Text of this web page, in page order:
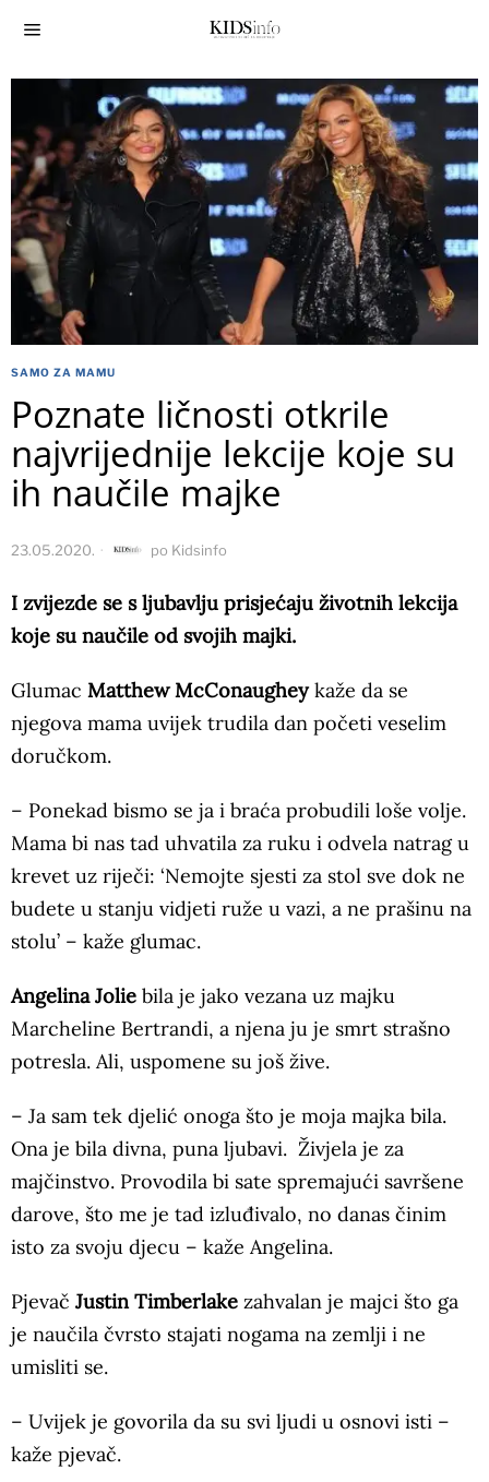
SAMO ZA MAMU
Poznate ličnosti otkrile
najvrijednije lekcije koje su
ih naučile majke
23.05.2020. po Kidsinfo
I zvijezde se s ljubavlju prisjećaju životnih lekcija
koje su naučile od svojih majki.
Glumac Matthew McConaugheykaže da se
njegova mama uvijek trudila dan početi veselim
doručkom.
– Ponekad bismo se ja i braća probudili loše volje.
Mama bi nas tad uhvatila za ruku i odvela natrag u
krevet uz riječi: ‘Nemojte sjesti za stol sve dok ne
budete u stanju vidjeti ruže u vazi, a ne prašinu na
stolu’ – kaže glumac.
Angelina Jolie bila je jako vezana uz majku
Marcheline Bertrandi, a njena ju je smrt strašno
potresla. Ali, uspomene su još žive.
– Ja sam tek djelić onoga što je moja majka bila.
Ona je bila divna, puna ljubavi. Živjela je za
majčinstvo. Provodila bi sate spremajući savršene
darove, što me je tad izluđivalo, no danas činim
isto za svoju djecu – kaže Angelina.
Pjevač Justin Timberlake zahvalan je majci što ga
je naučila čvrsto stajati nogama na zemlji i ne
umisliti se.
– Uvijek je govorila da su svi ljudi u osnovi isti –
kaže pjevač.